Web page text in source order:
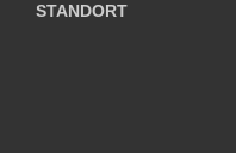
STANDORT